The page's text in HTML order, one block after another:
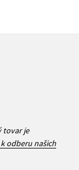
tovar je
odberu našich